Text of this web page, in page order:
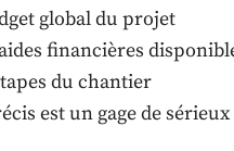
global du projet
financières
du chantier
est un gage de